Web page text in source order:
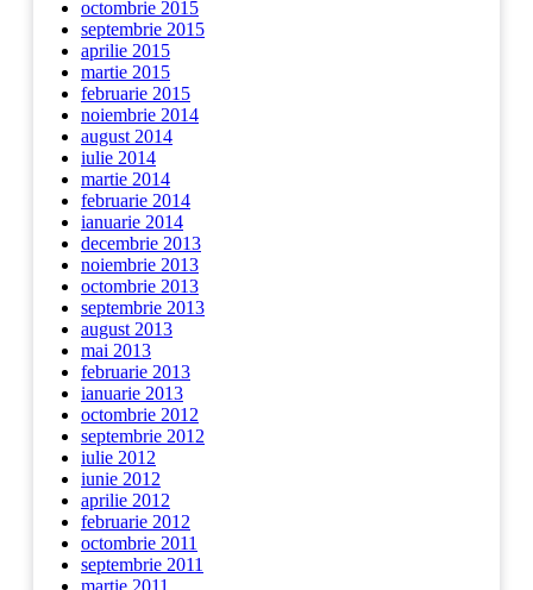
octombrie 2015
septembrie 2015
aprilie 2015
martie 2015
februarie 2015
noiembrie 2014
august 2014
iulie 2014
martie 2014
februarie 2014
ianuarie 2014
decembrie 2013
noiembrie 2013
octombrie 2013
septembrie 2013
august 2013
mai 2013
februarie 2013
ianuarie 2013
octombrie 2012
septembrie 2012
iulie 2012
iunie 2012
aprilie 2012
februarie 2012
octombrie 2011
septembrie 2011
martie 2011